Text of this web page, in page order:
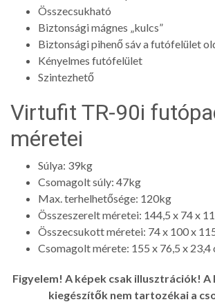
Összecsukható
Biztonsági mágnes „kulcs”
Biztonsági pihenő sáv a futófelület
Kényelmes futófelület
Szintezhető
Virtufit TR-90i
méretei
Súlya: 39kg
Csomagolt súly: 47kg
Max. terhelhetősége: 120kg
Összeszerelt méretei: 144,5 x 74 x
Összecsukott méretei: 74 x 100 x
Csomagolt mérete: 155 x 76,5 x 23,4
Figyelem! A képek csak illusztrációk!
kiegészítők nem tartozékai a